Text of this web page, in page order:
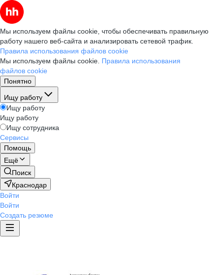
Мы используем файлы cookie, чтобы обеспечивать правильную
работу нашего веб-сайта и анализировать сетевой трафик.
Правила использования файлов cookie
Мы используем файлы cookie. Правила использования
файлов cookie
Понятно
Ищу работу
Ищу работу
Ищу работу
Ищу сотрудника
Сервисы
Помощь
Ещё
Поиск
Краснодар
Войти
Войти
Создать резюме